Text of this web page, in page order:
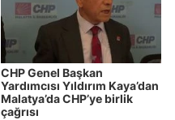
CHP Genel Başkan
Yardımcısı Yıldırım Kaya’dan
Malatya’da CHP’ye birlik
çağrısı